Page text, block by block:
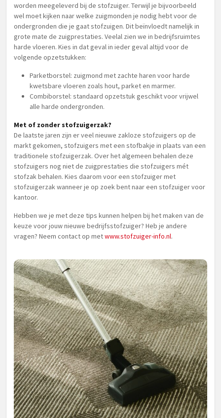
worden meegeleverd bij de stofzuiger. Terwijl je bijvoorbeeld
wel moet kijken naar welke zuigmonden je nodig hebt voor de
ondergronden die je gaat stofzuigen. Dit beïnvloedt namelijk in
grote mate de zuigprestaties. Veelal zien we in bedrijfsruimtes
harde vloeren. Kies in dat geval in ieder geval altijd voor de
volgende opzetstukken:
Parketborstel: zuigmond met zachte haren voor harde
kwetsbare vloeren zoals hout, parket en marmer.
Combiborstel: standaard opzetstuk geschikt voor vrijwel
alle harde ondergronden.
Met of zonder stofzuigerzak?
De laatste jaren zijn er veel nieuwe zakloze stofzuigers op de
markt gekomen, stofzuigers met een stofbakje in plaats van een
traditionele stofzuigerzak. Over het algemeen behalen deze
stofzuigers nog niet de zuigprestaties die stofzuigers mét
stofzak behalen. Kies daarom voor een stofzuiger met
stofzuigerzak wanneer je op zoek bent naar een stofzuiger voor
kantoor.
Hebben we je met deze tips kunnen helpen bij het maken van de
keuze voor jouw nieuwe bedrijfsstofzuiger? Heb je andere
vragen? Neem contact op metwww.stofzuiger-info.nl.